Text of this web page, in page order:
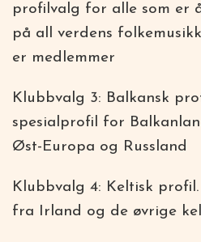
profilvalg for alle som er
på all verdens
er medlemmer
Klubbvalg 3: Balkansk
spesialprofil for
Øst-Europa og Russland
Klubbvalg 4: Keltisk
fra Irland og de øvrige